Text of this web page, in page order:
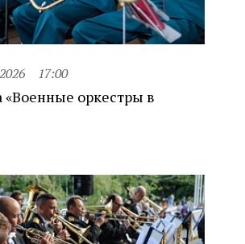
17:00
оркестры в